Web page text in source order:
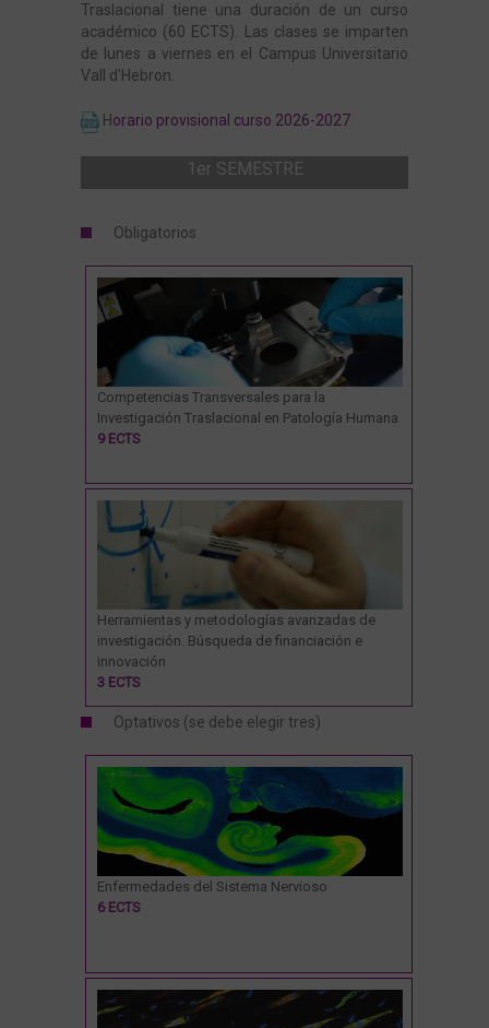
Enfermedades del Sistema Nervioso
Enfermedades Cardiovasculares y Renales
Enfermedades Oncológicas
Enfermedades Hepáticas y Digestivas
Microbiología, Enfermedades Infecciosas y
Patología Crítica
Enfermedades del Sistema Inmune,
Prácticas de investigación
Trabajo de Fin de Máster
Traslacional tiene una duración de un curso
académico (60 ECTS). Las clases se imparten
de lunes a viernes en el Campus Universitario
Vall d'Hebron.
Horario provisional curso 2026-2027
1er SEMESTRE
Obligatorios
Competencias Transversales para la
Investigación Traslacional en Patología Humana
9 ECTS
Herramientas y metodologías avanzadas de
investigación. Búsqueda de financiación e
innovación
3 ECTS
Optativos (se debe elegir tres)
Enfermedades del Sistema Nervioso
6 ECTS